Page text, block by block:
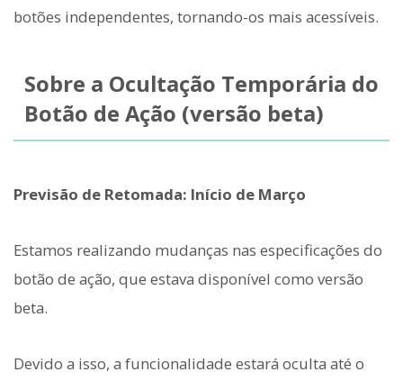
botões independentes, tornando-os mais acessíveis.
Sobre a Ocultação Temporária do
Botão de Ação (versão beta)
Previsão de Retomada: Início de Março
Estamos realizando mudanças nas especificações do
botão de ação, que estava disponível como versão
beta.
Devido a isso, a funcionalidade estará oculta até o